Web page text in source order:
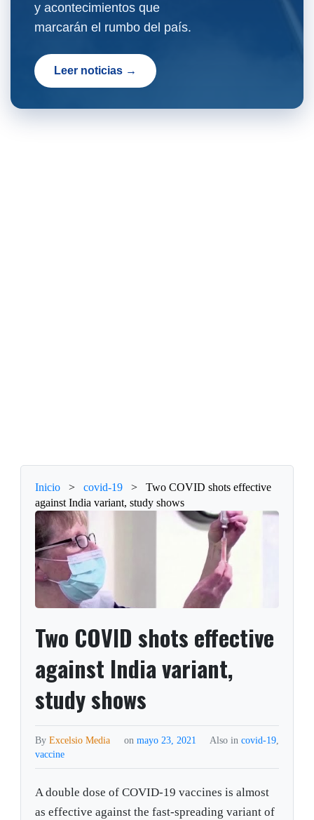
y acontecimientos que
marcarán el rumbo del país.
Leer noticias →
Inicio > covid-19 >
Two COVID shots effective
against India variant, study shows
Two COVID shots effective
against India variant,
study shows
ByExcelsio Media on mayo 23, 2021 Also in covid-19,
vaccine
A double dose of COVID-19 vaccines is almost
as effective against the fast-spreading variant of